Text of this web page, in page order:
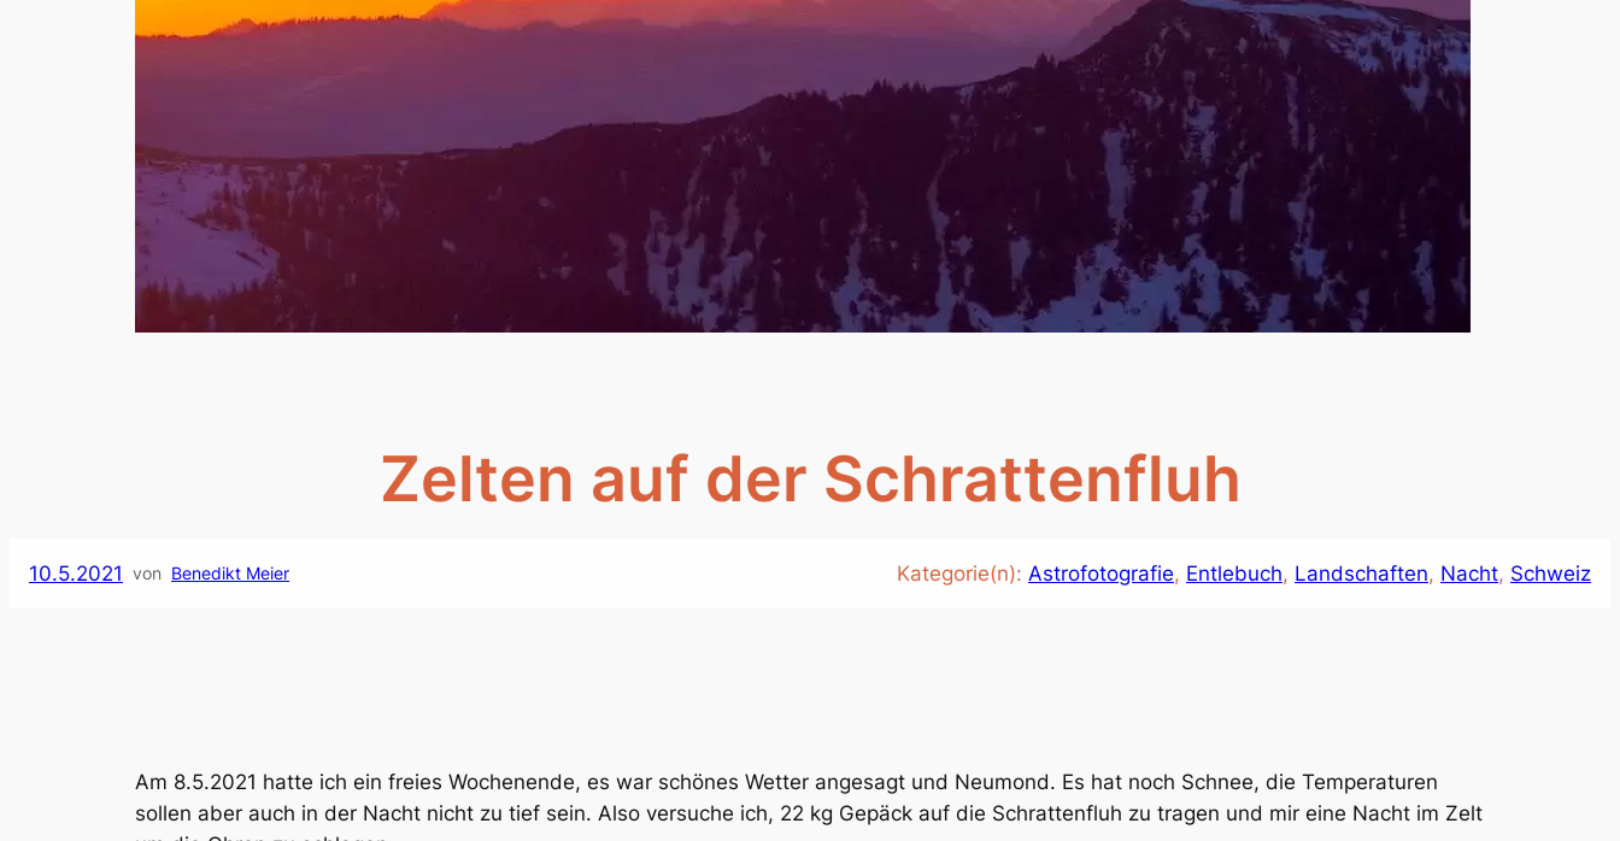
Zelten auf der Schrattenfluh
10.5.2021 von Benedikt Meier Kategorie(n): Astrofotografie, Entlebuch, Landschaften, Nacht, Schweiz
Am 8.5.2021 hatte ich ein freies Wochenende, es war schönes Wetter angesagt und Neumond. Es hat noch Schnee, die Temperaturen
sollen aber auch in der Nacht nicht zu tief sein. Also versuche ich, 22 kg Gepäck auf die Schrattenfluh zu tragen und mir eine Nacht im Zelt